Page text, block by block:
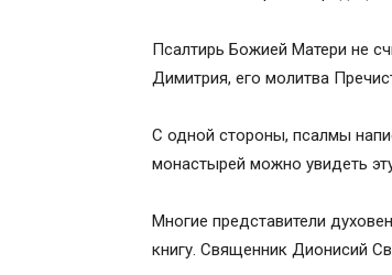
Псалтирь Божией Матери не
Димитрия, его молитва
С одной стороны, псалмы
монастырей можно увидеть
Многие представители
книгу. Священник Дионисий